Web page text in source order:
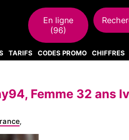
En ligne
(96)
TARIFS CODES PROMO CHIFFRES
Femme 32 ans
,